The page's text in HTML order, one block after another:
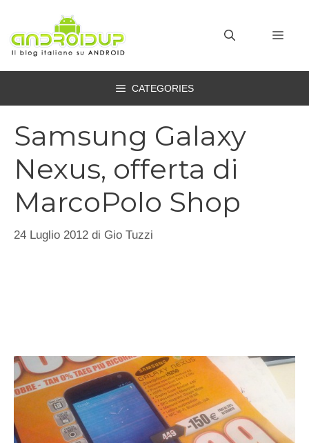
contenuto
CATEGORIES
Samsung Galaxy
Nexus, offerta di
MarcoPolo Shop
24 Luglio 2012 di Gio Tuzzi